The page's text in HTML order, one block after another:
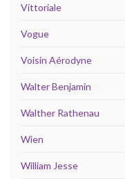
Vittoriale
Vogue
Voisin Aérodyne
Walter Benjamin
Walther Rathenau
Wien
William Jesse